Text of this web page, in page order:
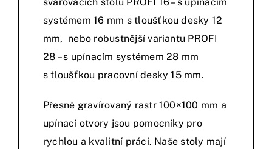
svařovacích stolů PROFI 16 – s upínacím
systémem 16 mm s tloušťkou desky 12
mm, nebo robustnější variantu PROFI
28 – s upínacím systémem 28 mm
s tloušťkou pracovní desky 15 mm.
Přesně gravírovaný rastr 100×100 mm a
upínací otvory jsou pomocníky pro
rychlou a kvalitní práci. Naše stoly mají